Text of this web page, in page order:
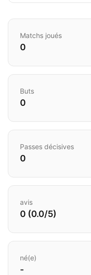
Matchs joués
0
Buts
0
Passes décisives
0
avis
0 (0.0/5)
né(e)
-